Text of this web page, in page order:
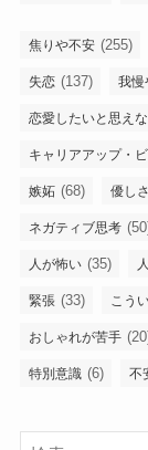
焦りや不安 (255)
失恋 (137) 我慢
恋愛したいと思え
キャリアアップ・
嫉妬 (68) 優しさ
ネガティブ思考
人が怖い (35)
緊張 (33) こう
おしゃれが苦手
特別意識 (6) 不